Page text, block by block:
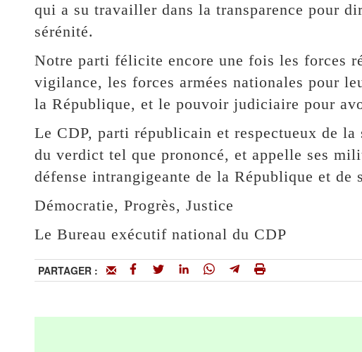
qui a su travailler dans la transparence pour
sérénité.
Notre parti félicite encore une fois les forces
vigilance, les forces armées nationales pour
la République, et le pouvoir judiciaire pour
Le CDP, parti républicain et respectueux de la
du verdict tel que prononcé, et appelle ses
défense intrangigeante de la République et de
Démocratie, Progrès, Justice
Le Bureau exécutif national du CDP
PARTAGER :